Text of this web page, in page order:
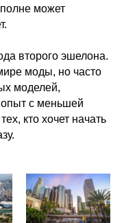
может
второго эшелона.
моды, но часто
моделей,
с меньшей
кто хочет начать